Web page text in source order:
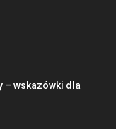
– wskazówki dla